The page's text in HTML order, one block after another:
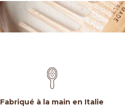
Fabriqué à la main en Italie